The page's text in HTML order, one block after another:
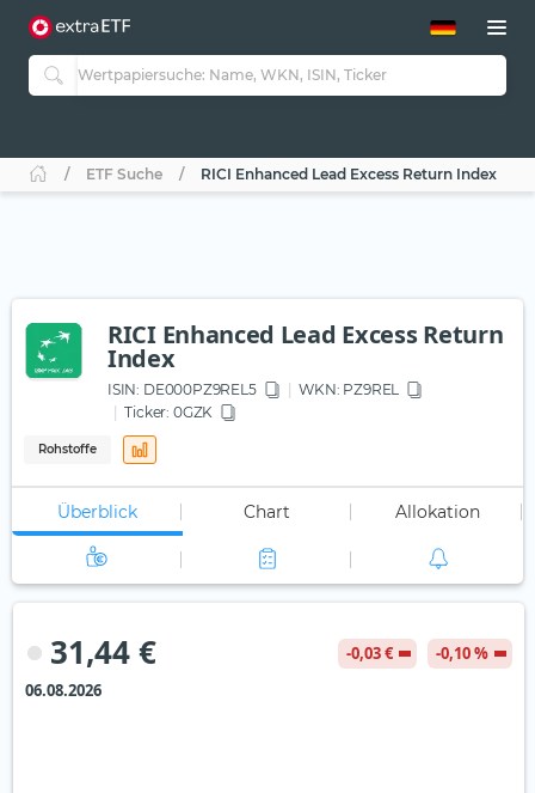
ETF-Guide 2.0
Guide Aktive ETFs
ETF-Sparpläne
ETF Suche RICI Enhanced Lead Excess Return Index
RICI Enhanced Lead Excess Return
Index
ISIN: DE000PZ9REL5 WKN: PZ9REL
Ticker: 0GZK
Rohstoffe
Überblick Chart Allokation
31,44 € -0,03 €
-0,10 %
06.08.2026